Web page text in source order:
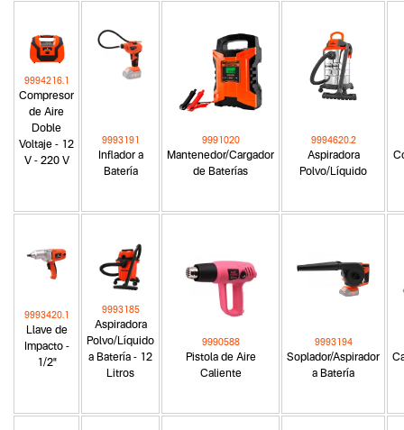
Compresor
de Aire
Doble
Voltaje - 12
V - 220 V
9994216.1
Inflador a
Batería
9993191
Mantenedor/Cargador
de Baterías
9991020
Aspiradora
Polvo/Líquido
9994620.2
Llave de
Impacto -
1/2"
9993420.1
Aspiradora
Polvo/Líquido
a Batería - 12
Litros
9993185
Pistola de Aire
Caliente
9990588
Soplador/Aspirador
a Batería
9993194